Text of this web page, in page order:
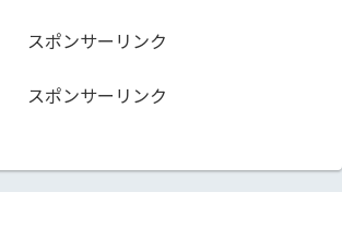
スポンサーリンク
スポンサーリンク